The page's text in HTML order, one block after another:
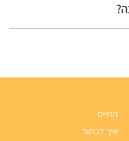
החיים
איך לבחור